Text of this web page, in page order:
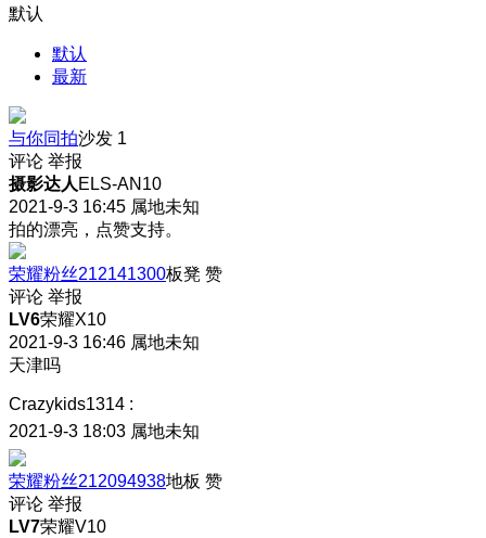
默认
默认
最新
与你同拍沙发 1
评论 举报
摄影达人 ELS-AN10
2021-9-3 16:45 属地未知
拍的漂亮，点赞支持。
荣耀粉丝212141300板凳 赞
评论 举报
LV6荣耀X10
2021-9-3 16:46 属地未知
天津吗
Crazykids1314 :
2021-9-3 18:03 属地未知
荣耀粉丝212094938地板 赞
评论 举报
LV7荣耀V10